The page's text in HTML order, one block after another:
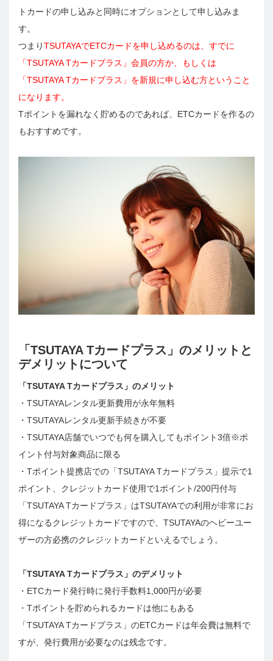
トカードの申し込みと同時にオプションとして申し込みま
す。
つまりTSUTAYAでETCカードを申し込めるのは、すでに
「TSUTAYA Tカードプラス」会員の方か、もしくは
「TSUTAYA Tカードプラス」を新規に申し込む方ということ
になります。
Tポイントを漏れなく貯めるのであれば、ETCカードを作るの
もおすすめです。
「TSUTAYA Tカードプラス」のメリットと
デメリットについて
「TSUTAYA Tカードプラス」のメリット
・TSUTAYAレンタル更新費用が永年無料
・TSUTAYAレンタル更新手続きが不要
・TSUTAYA店舗でいつでも何を購入してもポイント3倍※ポ
イント付与対象商品に限る
・Tポイント提携店での「TSUTAYA Tカードプラス」提示で1
ポイント、クレジットカード使用で1ポイント/200円付与
「TSUTAYA Tカードプラス」はTSUTAYAでの利用が非常にお
得になるクレジットカードですので、TSUTAYAのヘビーユー
ザーの方必携のクレジットカードといえるでしょう。
「TSUTAYA Tカードプラス」のデメリット
・ETCカード発行時に発行手数料1,000円が必要
・Tポイントを貯められるカードは他にもある
「TSUTAYA Tカードプラス」のETCカードは年会費は無料で
すが、発行費用が必要なのは残念です。